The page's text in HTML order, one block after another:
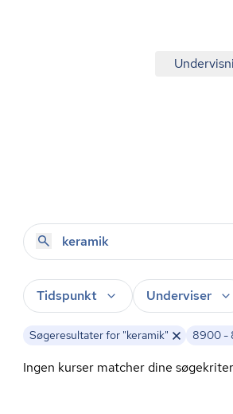
Tidspunkt Underviser
Søgeresultater for "keramik" 8900 -
Ingen kurser matcher dine